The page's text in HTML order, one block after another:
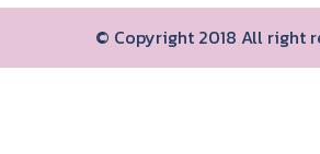
© Copyright 2018 All right